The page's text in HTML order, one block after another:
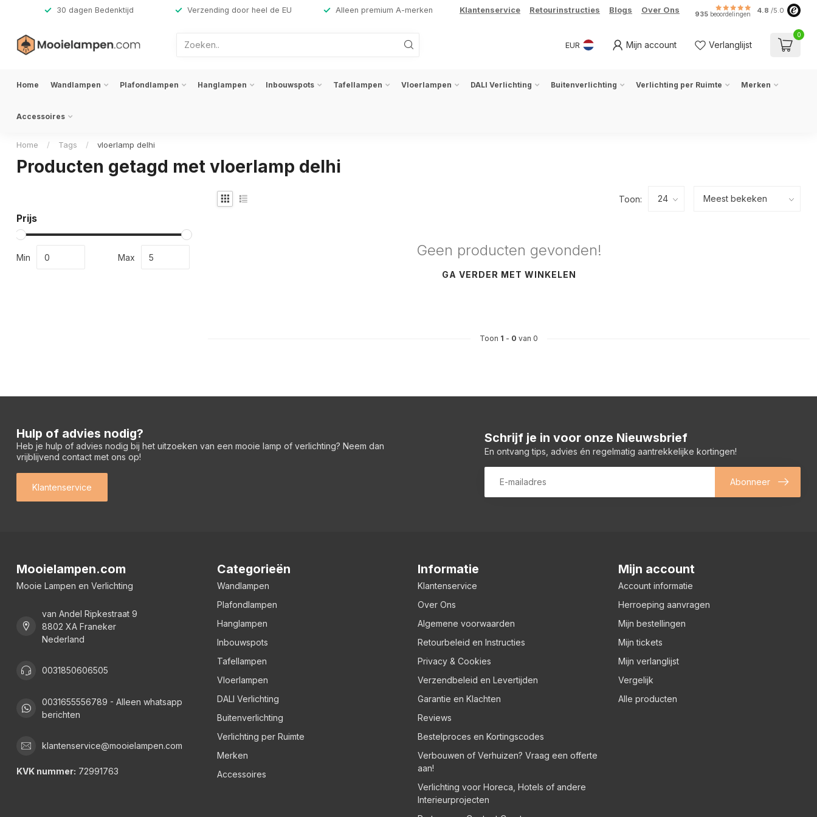
30 dagen Bedenktijd Verzending door heel de EU Alleen premium A-merken Klantenservice Retourinstructies Blogs Over Ons 935 beoordelingen 4.8 /5.0
EUR Mijn account Verlanglijst
0
Home Wandlampen Plafondlampen Hanglampen Inbouwspots Tafellampen Vloerlampen DALI Verlichting Buitenverlichting Verlichting per Ruimte Merken
Accessoires
Home / Tags / vloerlamp delhi
Producten getagd met vloerlamp delhi
Prijs
Min Max
Toon:
Geen producten gevonden!
GA VERDER MET WINKELEN
Toon 1 - 0 van 0
Hulp of advies nodig?
Heb je hulp of advies nodig bij het uitzoeken van een mooie lamp of verlichting? Neem dan
vrijblijvend contact met ons op!
Klantenservice
Schrijf je in voor onze Nieuwsbrief
En ontvang tips, advies én regelmatig aantrekkelijke kortingen!
Abonneer
Mooielampen.com
Mooie Lampen en Verlichting
van Andel Ripkestraat 9
8802 XA Franeker
Nederland
0031850606505
0031655556789 - Alleen whatsapp
berichten
klantenservice@mooielampen.com
KVK nummer: 72991763
Categorieën
Wandlampen
Plafondlampen
Hanglampen
Inbouwspots
Tafellampen
Vloerlampen
DALI Verlichting
Buitenverlichting
Verlichting per Ruimte
Merken
Accessoires
Informatie
Klantenservice
Over Ons
Algemene voorwaarden
Retourbeleid en Instructies
Privacy & Cookies
Verzendbeleid en Levertijden
Garantie en Klachten
Reviews
Bestelproces en Kortingscodes
Verbouwen of Verhuizen? Vraag een offerte
aan!
Verlichting voor Horeca, Hotels of andere
Interieurprojecten
Mijn account
Account informatie
Herroeping aanvragen
Mijn bestellingen
Mijn tickets
Mijn verlanglijst
Vergelijk
Alle producten